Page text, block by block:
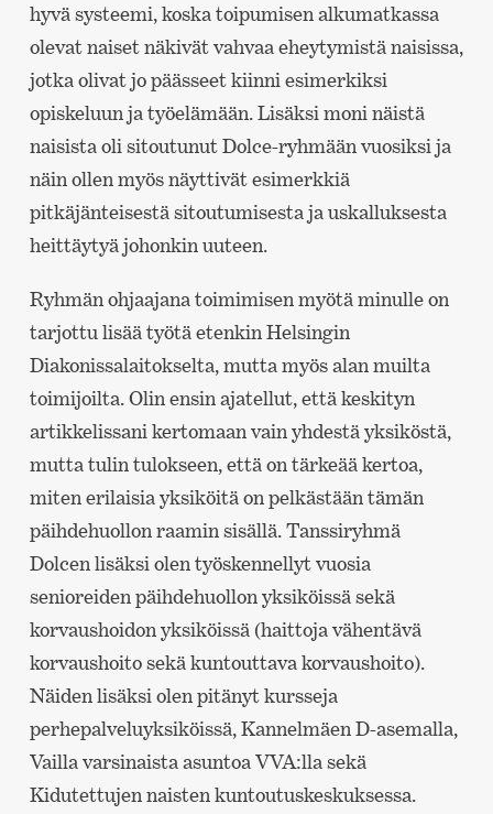
hyvä systeemi, koska toipumisen alkumatkassa
olevat naiset näkivät vahvaa eheytymistä naisissa,
jotka olivat jo päässeet kiinni esimerkiksi
opiskeluun ja työelämään. Lisäksi moni näistä
naisista oli sitoutunut Dolce-ryhmään vuosiksi ja
näin ollen myös näyttivät esimerkkiä
pitkäjänteisestä sitoutumisesta ja uskalluksesta
heittäytyä johonkin uuteen.
Ryhmän ohjaajana toimimisen myötä minulle on
tarjottu lisää työtä etenkin Helsingin
Diakonissalaitokselta, mutta myös alan muilta
toimijoilta. Olin ensin ajatellut, että keskityn
artikkelissani kertomaan vain yhdestä yksiköstä,
mutta tulin tulokseen, että on tärkeää kertoa,
miten erilaisia yksiköitä on pelkästään tämän
päihdehuollon raamin sisällä. Tanssiryhmä
Dolcen lisäksi olen työskennellyt vuosia
senioreiden päihdehuollon yksiköissä sekä
korvaushoidon yksiköissä (haittoja vähentävä
korvaushoito sekä kuntouttava korvaushoito).
Näiden lisäksi olen pitänyt kursseja
perhepalveluyksiköissä, Kannelmäen D-asemalla,
Vailla varsinaista asuntoa VVA:lla sekä
Kidutettujen naisten kuntoutuskeskuksessa.